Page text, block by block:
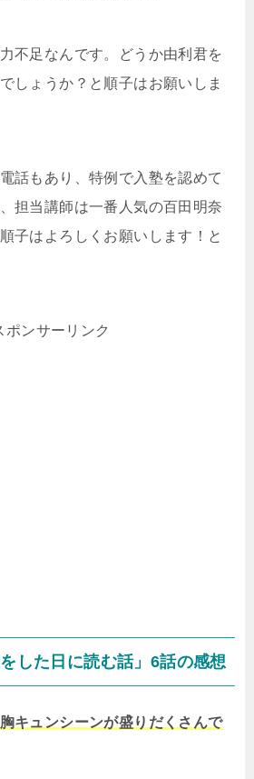
不足なんです。どうか由利君を
しょうか？と順子はお願いしま
話もあり、特例で入塾を認めて
担当講師は一番人気の百田明奈
子はよろしくお願いします！と
ポンサーリンク
した日に読む話」6話の感想
キュンシーンが盛りだくさんで